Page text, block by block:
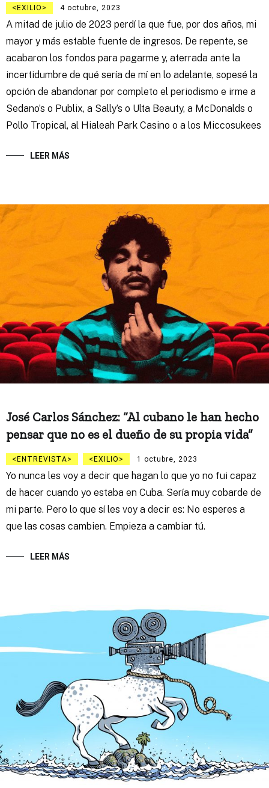
EXILIO 4 octubre, 2023
A mitad de julio de 2023 perdí la que fue, por dos años, mi
mayor y más estable fuente de ingresos. De repente, se
acabaron los fondos para pagarme y, aterrada ante la
incertidumbre de qué sería de mí en lo adelante, sopesé la
opción de abandonar por completo el periodismo e irme a
Sedano’s o Publix, a Sally’s o Ulta Beauty, a McDonalds o
Pollo Tropical, al Hialeah Park Casino o a los Miccosukees
LEER MÁS
José Carlos Sánchez: “Al cubano le han hecho
pensar que no es el dueño de su propia vida”
ENTREVISTA EXILIO 1 octubre, 2023
Yo nunca les voy a decir que hagan lo que yo no fui capaz
de hacer cuando yo estaba en Cuba. Sería muy cobarde de
mi parte. Pero lo que sí les voy a decir es: No esperes a
que las cosas cambien. Empieza a cambiar tú.
LEER MÁS